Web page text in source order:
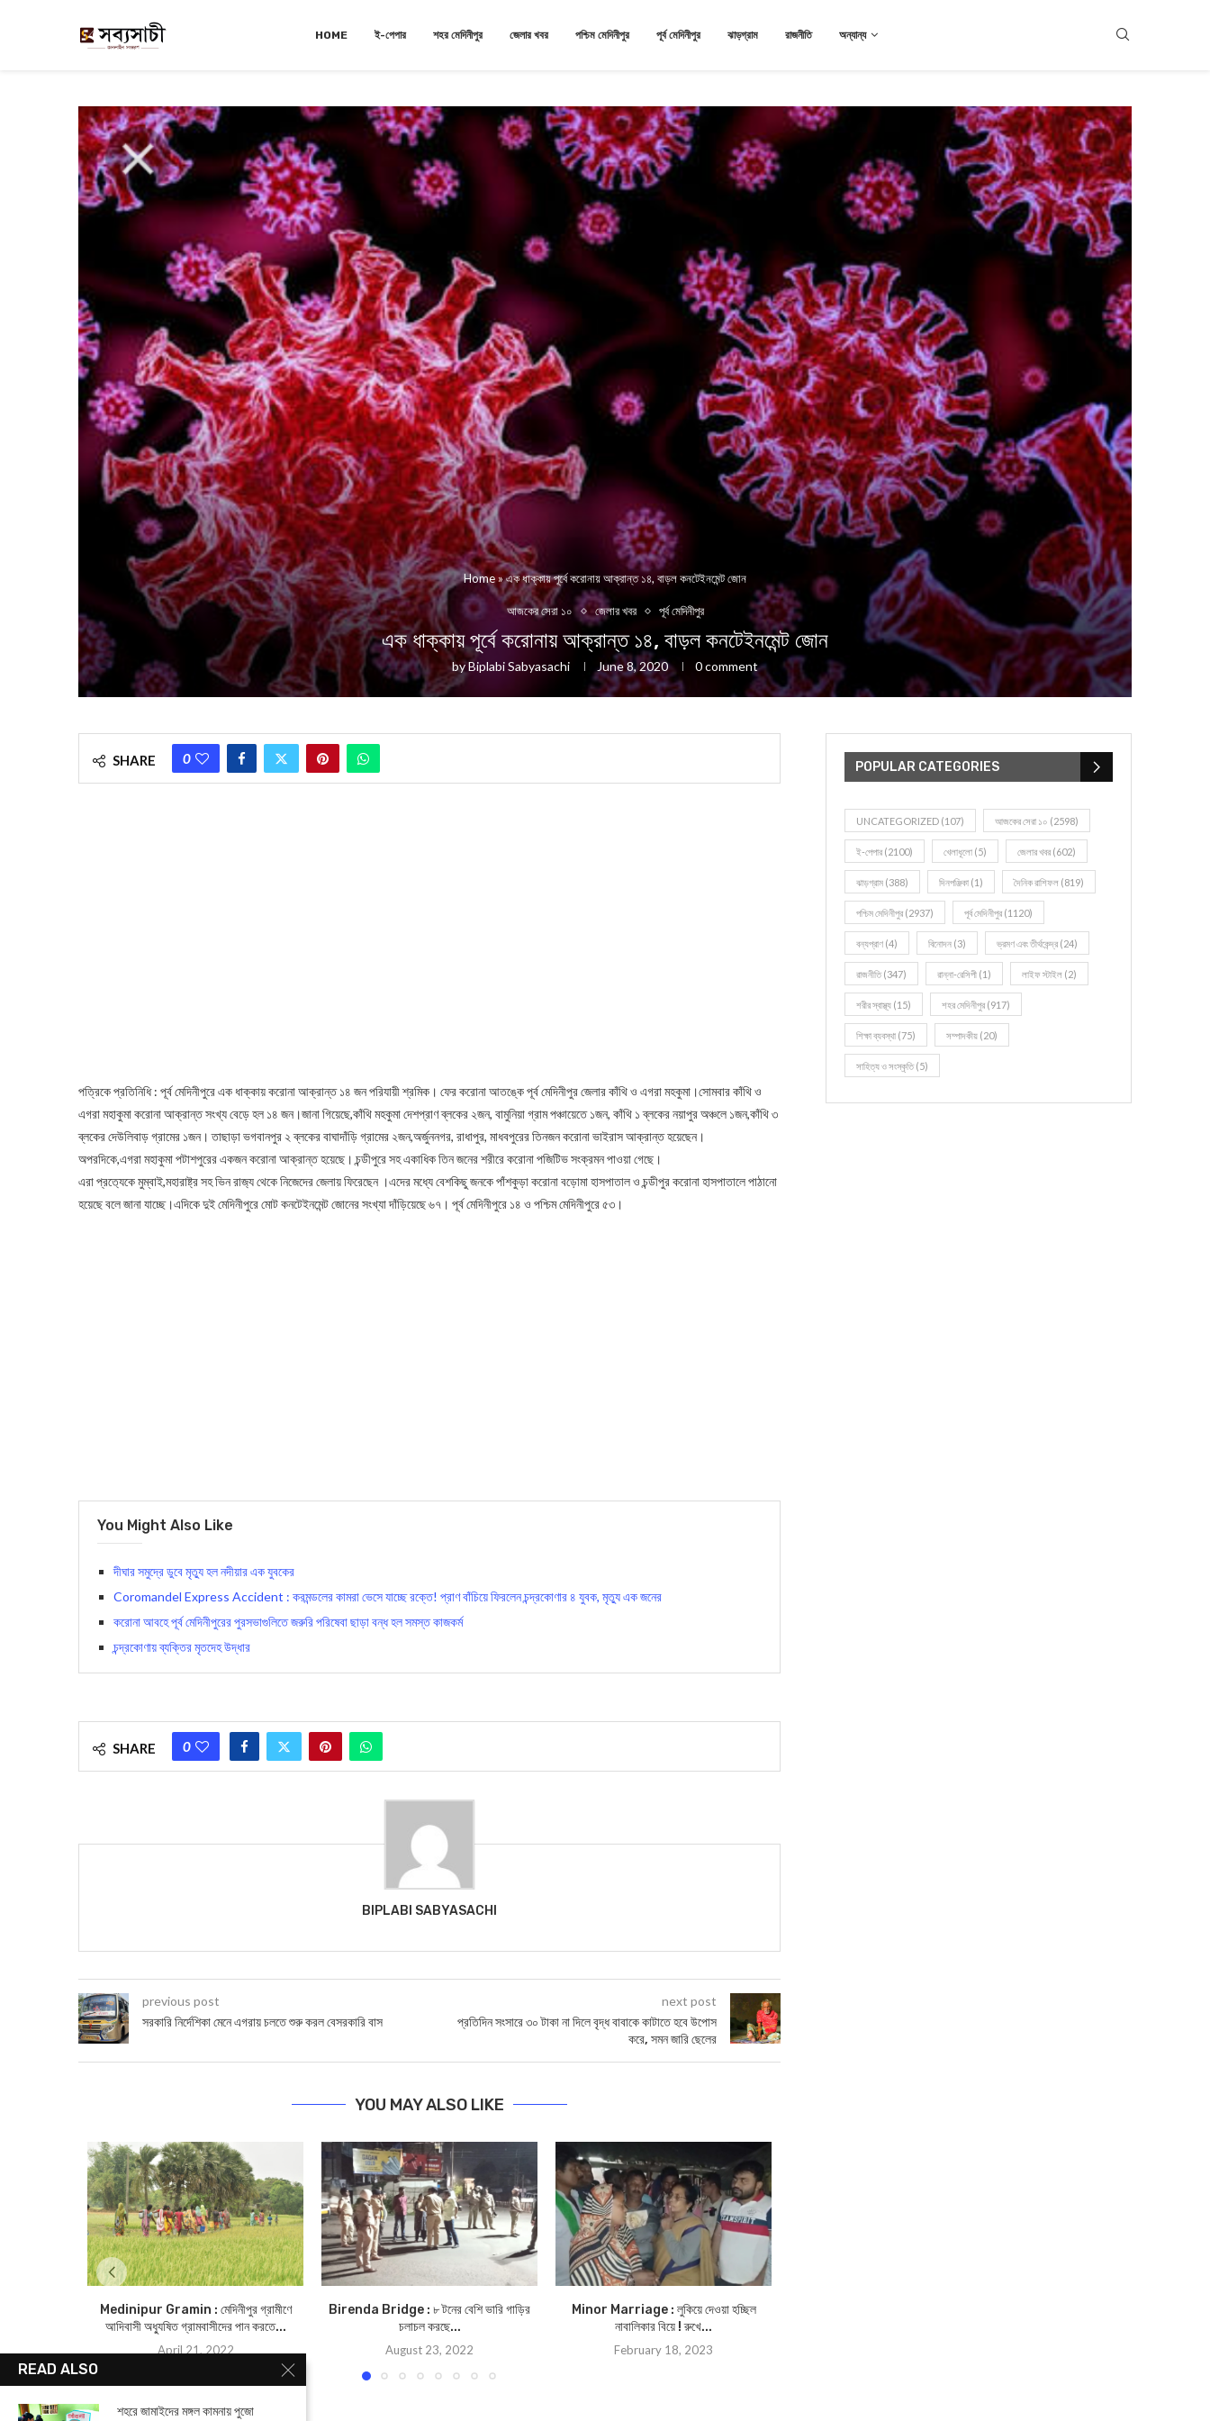
HOME ই-পেপার শহর মেদিনীপুর জেলার খবর পশ্চিম মেদিনীপুর পূর্ব মেদিনীপুর ঝাড়গ্রাম রাজনীতি অন্যান্য
Home»এক ধাক্কায় পূর্বে করোনায় আক্রান্ত ১৪, বাড়ল কনটেইনমেন্ট জোন
আজকের সেরা ১০ জেলার খবর পূর্ব মেদিনীপুর
এক ধাক্কায় পূর্বে করোনায় আক্রান্ত ১৪, বাড়ল কনটেইনমেন্ট জোন
byBiplabi Sabyasachi June 8, 2020 0 comment
SHARE 0
পত্রিকে প্রতিনিধি : পূর্ব মেদিনীপুরে এক ধাক্কায় করোনা আক্রান্ত ১৪ জন পরিযায়ী শ্রমিক। ফের করোনা আতঙ্কে পূর্ব মেদিনীপুর জেলার কাঁথি ও এগরা মহকুমা।সোমবার কাঁথি ও
এগরা মহাকুমা করোনা আক্রান্ত সংখ্য বেড়ে হল ১৪ জন।জানা গিয়েছে,কাঁথি মহকুমা দেশপ্রাণ ব্লকের ২জন, বামুনিয়া গ্রাম পঞ্চায়েতে ১জন, কাঁথি ১ ব্লকের নয়াপুর অঞ্চলে ১জন,কাঁথি ৩
ব্লকের দেউলিবাড় গ্রামের ১জন। তাছাড়া ভগবানপুর ২ ব্লকের বাঘাদাঁড়ি গ্রামের ২জন,অর্জুননগর, রাধাপুর, মাধবপুরের তিনজন করোনা ভাইরাস আক্রান্ত হয়েছেন।
অপরদিকে,এগরা মহাকুমা পটাশপুরের একজন করোনা আক্রান্ত হয়েছে। চন্ডীপুরে সহ একাধিক তিন জনের শরীরে করোনা পজিটিভ সংক্রমন পাওয়া গেছে।
এরা প্রত‍্যেকে মুম্বাই,মহারাষ্ট্র সহ ভিন রাজ‍্য থেকে নিজেদের জেলায় ফিরেছেন ।এদের মধ্যে বেশকিছু জনকে পাঁশকুড়া করোনা বড়োমা হাসপাতাল ও চন্ডীপুর করোনা হাসপাতালে পাঠানো
হয়েছে বলে জানা যাচ্ছে।এদিকে দুই মেদিনীপুরে মোট কনটেইনমেন্ট জোনের সংখ্যা দাঁড়িয়েছে ৬৭। পূর্ব মেদিনীপুরে ১৪ ও পশ্চিম মেদিনীপুরে ৫৩।
You Might Also Like
দীঘার সমুদ্রে ডুবে মৃত্যু হল নদীয়ার এক যুবকের
Coromandel Express Accident : করমন্ডলের কামরা ভেসে যাচ্ছে রক্তে! প্রাণ বাঁচিয়ে ফিরলেন চন্দ্রকোণার ৪ যুবক, মৃত্যু এক জনের
করোনা আবহে পূর্ব মেদিনীপুরের পুরসভাগুলিতে জরুরি পরিষেবা ছাড়া বন্ধ হল সমস্ত কাজকর্ম
চন্দ্রকোণায় ব্যক্তির মৃতদেহ উদ্ধার
SHARE 0
BIPLABI SABYASACHI
previous post
সরকারি নির্দেশিকা মেনে এগরায় চলতে শুরু করল বেসরকারি বাস
next post
প্রতিদিন সংসারে ৩০ টাকা না দিলে বৃদ্ধ বাবাকে কাটাতে হবে উপোস
করে, সমন জারি ছেলের
YOU MAY ALSO LIKE
Medinipur Gramin : মেদিনীপুর গ্রামীণে
আদিবাসী অধ্যুষিত গ্রামবাসীদের পান করতে...
April 21, 2022
Birenda Bridge : ৮ টনের বেশি ভারি গাড়ির
চলাচল করছে...
August 23, 2022
Minor Marriage : লুকিয়ে দেওয়া হচ্ছিল
নাবালিকার বিয়ে ! রুখে...
February 18, 2023
POPULAR CATEGORIES
UNCATEGORIZED (107) আজকের সেরা ১০ (2598)
ই-পেপার (2100) খেলাধূলো (5) জেলার খবর (602)
ঝাড়গ্রাম (388) দিনপঞ্জিকা (1) দৈনিক রাশিফল (819)
পশ্চিম মেদিনীপুর (2937) পূর্ব মেদিনীপুর (1120)
বন্যপ্রাণ (4) বিনোদন (3) ভ্রমণ এবং তীর্থকেন্দ্র (24)
রাজনীতি(347) রান্না-রেসিপী (1) লাইফ স্টাইল (2)
শরীর স্বাস্থ্য (15) শহর মেদিনীপুর (917)
শিক্ষা ব্যবস্থা (75) সম্পাদকীয় (20)
সাহিত্য ও সংস্কৃতি(5)
READ ALSO
শহরে জামাইদের মঙ্গল কামনায় পুজো